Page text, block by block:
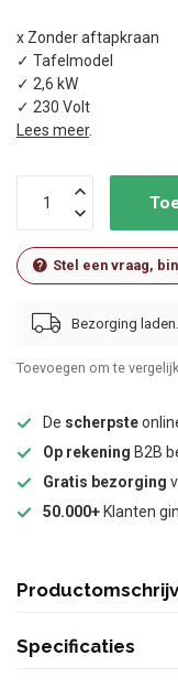
x Zonder aftapkraan
✓ Tafelmodel
✓ 2,6 kW
✓ 230 Volt
Lees meer.
Stel een vraag,
Bezorging laden..
Toevoegen om te
De scherpste
Op rekening B2B
Gratis bezorging
50.000+ Klanten
Specificaties